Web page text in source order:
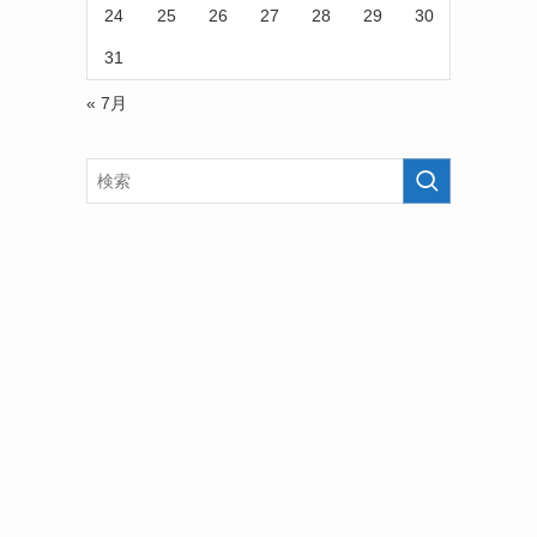
24 25 26 27 28 29 30
31
« 7月